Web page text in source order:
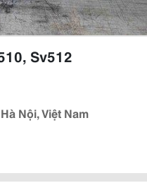
Sv512
Nội, Việt Nam